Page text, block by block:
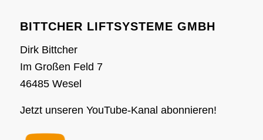
BITTCHER LIFTSYSTEME GMBH
Dirk Bittcher
Im Großen Feld 7
46485 Wesel
Jetzt unseren YouTube-Kanal abonnieren!